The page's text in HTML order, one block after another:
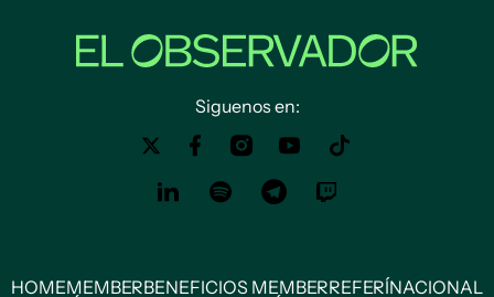
Siguenos en:
HOMEMEMBERBENEFICIOS MEMBERREFERÍNACIONAL